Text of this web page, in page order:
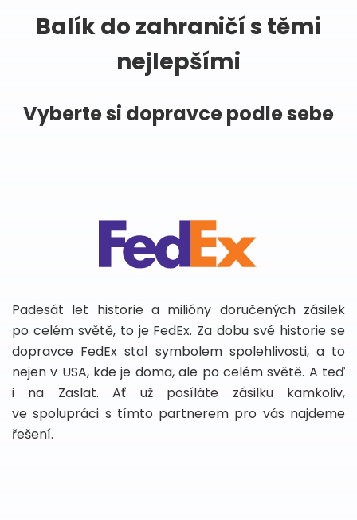
Balík do zahraničí s těmi
nejlepšími
Vyberte si dopravce podle sebe
Padesát let historie a milióny doručených zásilek
po celém světě, to je FedEx. Za dobu své historie se
dopravce FedEx stal symbolem spolehlivosti, a to
nejen v USA, kde je doma, ale po celém světě. A teď
i na Zaslat. Ať už posíláte zásilku kamkoliv,
ve spolupráci s tímto partnerem pro vás najdeme
řešení.